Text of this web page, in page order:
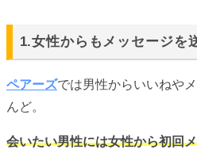
1.女性からもメッセージを
ペアーズでは男性からいいねや
んど。
会いたい男性には女性から初回